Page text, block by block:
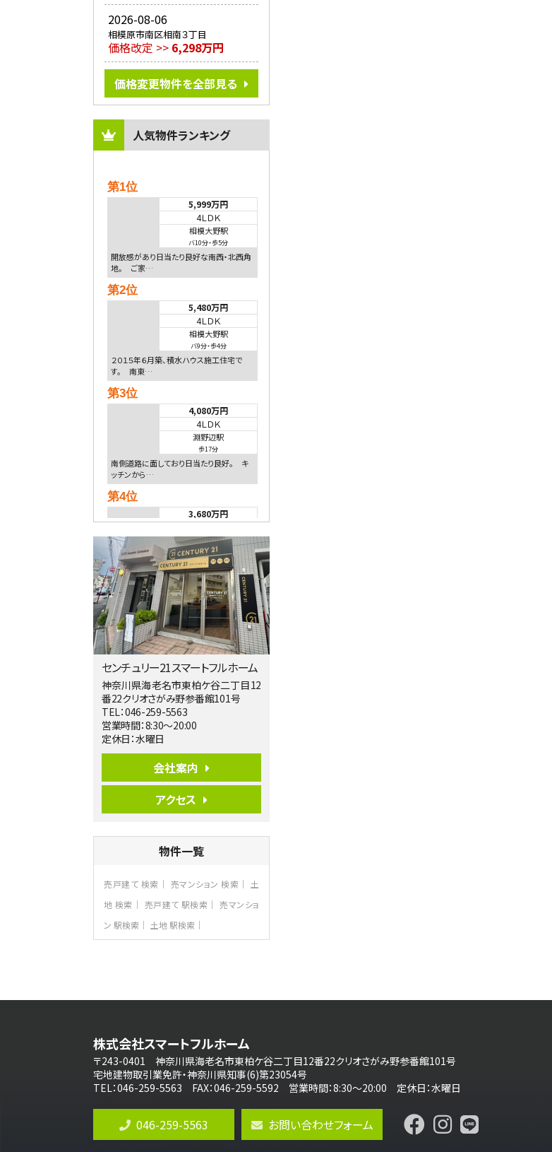
2026-08-06
相模原市南区相南３丁目
価格改定 >> 6,298万円
価格変更物件を全部見る
人気物件ランキング
第1位
5,999万円
4ＬＤＫ
相模大野駅
バ10分・歩5分
開放感があり日当たり良好な南西・北西角
地。 ご家…
第2位
5,480万円
4ＬＤＫ
相模大野駅
バ9分・歩4分
２０１５年６月築、積水ハウス施工住宅で
す。 南東…
第3位
4,080万円
4ＬＤＫ
淵野辺駅
歩17分
南側道路に面しており日当たり良好。 キ
ッチンから…
第4位
3,680万円
海老名駅
バ15分 ・歩1分
リビングダイニング部分の床暖房完備 車
並列2台駐…
第5位
4,190万円
4ＬＤＫ
桜ヶ丘駅
バ14分・歩4分
LDK約20帖とゆとりある広さ！WIC、SIC
の…
第6位
3,598万円
全棟ＬＤＫは16帖の4ＬＤＫ！食器洗い乾燥
機や浴…
4ＬＤＫ
海老名駅
能です。 …
第8位
3,180万円
3ＬＤＫ
4ＬＤＫ
橋本駅
バ19分 ・歩8分
開放感があり日当たり良好な南西・北西角
地区画。 …
3,680万円
センチュリー21スマートフルホーム
神奈川県海老名市東柏ケ谷二丁目12
番22クリオさがみ野参番館101号
TEL：046-259-5563
営業時間：8:30～20:00
定休日：水曜日
会社案内
アクセス
物件一覧
売戸建て 検索 売マンション 検索
土
地 検索
売戸建て 駅検索
売マンショ
ン 駅検索
土地 駅検索
株式会社スマートフルホーム
〒243-0401 神奈川県海老名市東柏ケ谷二丁目12番22クリオさがみ野参番館101号
宅地建物取引業免許・神奈川県知事(6)第23054号
TEL：046-259-5563 FAX：046-259-5592 営業時間：8:30～20:00 定休日：水曜日
046-259-5563 お問い合わせフォーム